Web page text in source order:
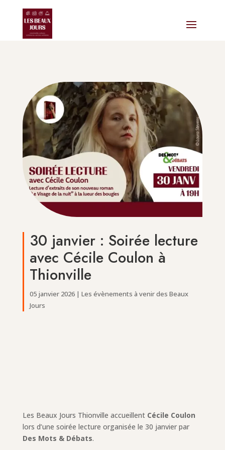
30 janvier : Soirée lecture
avec Cécile Coulon à
Thionville
05 janvier 2026| Les évènements à venir des Beaux
Jours
Les Beaux Jours Thionville accueillent Cécile Coulon
lors d’une soirée lecture organisée le 30 janvier par
Des Mots & Débats.